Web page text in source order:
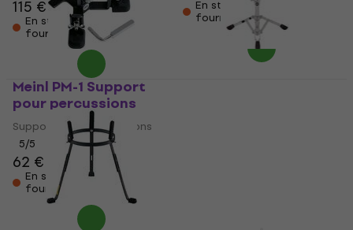
115 €
En stock chez le
fournisseur
En stock chez le
fournisseur
Meinl PM-1 Support
pour percussions
Support pour percussions
5/5
62 € 63 €
En stock chez le
fournisseur